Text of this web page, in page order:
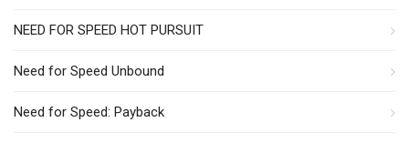
NEED FOR SPEED HOT PURSUIT
Need for Speed Unbound
Need for Speed: Payback